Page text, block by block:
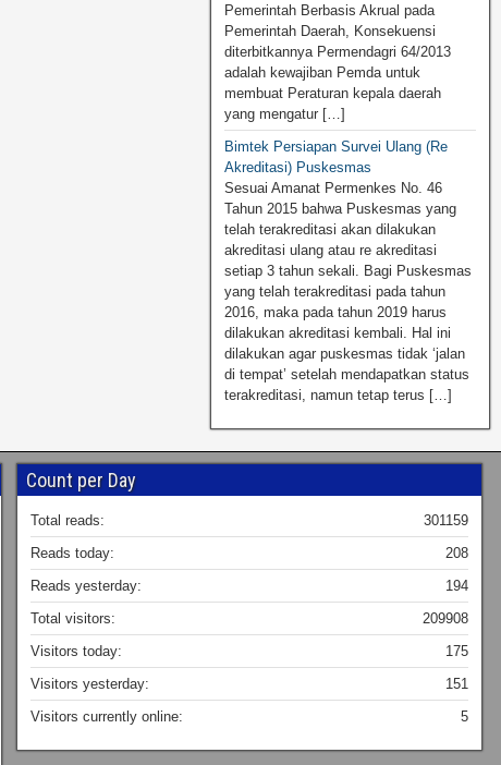
Pemerintah Berbasis Akrual pada
Pemerintah Daerah, Konsekuensi
diterbitkannya Permendagri 64/2013
adalah kewajiban Pemda untuk
membuat Peraturan kepala daerah
yang mengatur […]
Bimtek Persiapan Survei Ulang (Re
Akreditasi) Puskesmas
Sesuai Amanat Permenkes No. 46
Tahun 2015 bahwa Puskesmas yang
telah terakreditasi akan dilakukan
akreditasi ulang atau re akreditasi
setiap 3 tahun sekali. Bagi Puskesmas
yang telah terakreditasi pada tahun
2016, maka pada tahun 2019 harus
dilakukan akreditasi kembali. Hal ini
dilakukan agar puskesmas tidak ‘jalan
di tempat’ setelah mendapatkan status
terakreditasi, namun tetap terus […]
Count per Day
301159
Total reads:
208
Reads today:
194
Reads yesterday:
209908
Total visitors:
175
Visitors today:
151
Visitors yesterday:
5
Visitors currently online: